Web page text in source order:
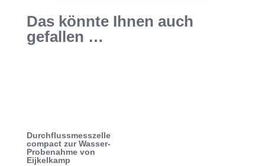
Das könnte Ihnen auch
gefallen …
Durchflussmesszelle
compact zur Wasser-
Probenahme von
Eijkelkamp